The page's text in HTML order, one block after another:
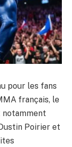
pour les fans
français, le
notamment
Poirier et